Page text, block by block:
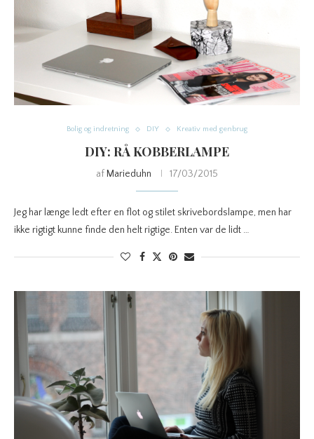
Bolig og indretning DIY Kreativ med genbrug
DIY: RÅ KOBBERLAMPE
af Marieduhn 17/03/2015
Jeg har længe ledt efter en flot og stilet skrivebordslampe, men har
ikke rigtigt kunne finde den helt rigtige. Enten var de lidt …